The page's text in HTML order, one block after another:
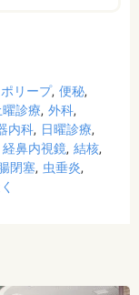
ポリープ 便秘
曜診療 外科
内科
日曜診療
経鼻内視鏡 結核
閉塞 虫垂炎